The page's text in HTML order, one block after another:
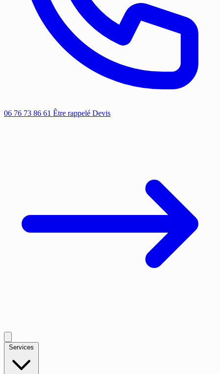
06 76 73 86 61 Être rappelé Devis